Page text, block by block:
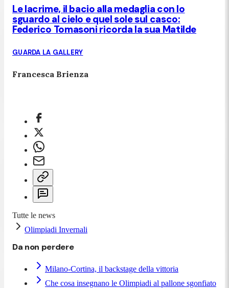
Le lacrime, il bacio alla medaglia con lo
sguardo al cielo e quel sole sul casco:
Federico Tomasoni ricorda la sua Matilde
GUARDA LA GALLERY
Francesca Brienza
Tutte le news
Olimpiadi Invernali
Da non perdere
Milano-Cortina, il backstage della vittoria
Che cosa insegnano le Olimpiadi al pallone sgonfiato